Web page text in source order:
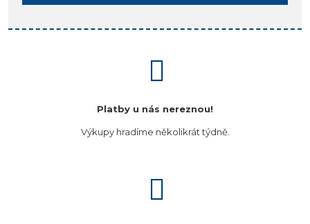
Platby u nás nereznou!
Výkupy hradíme několikrát týdně.